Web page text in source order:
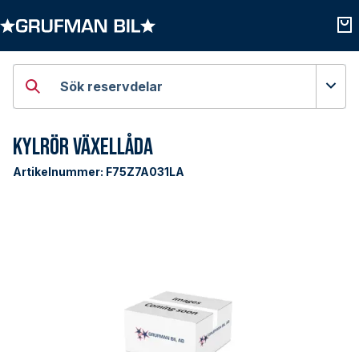
Sök reservdelar
Kylrör Växellåda
Artikelnummer: F75Z7A031LA